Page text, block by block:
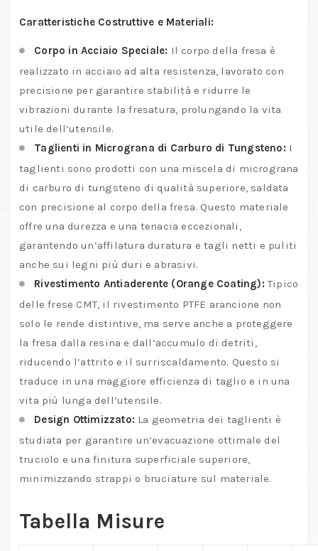
Caratteristiche Costruttive e Materiali:
Corpo in Acciaio Speciale: Il corpo della fresa è
realizzato in acciaio ad alta resistenza, lavorato con
precisione per garantire stabilità e ridurre le
vibrazioni durante la fresatura, prolungando la vita
utile dell’utensile.
Taglienti in Micrograna di Carburo di Tungsteno:I
taglienti sono prodotti con una miscela di micrograna
di carburo di tungsteno di qualità superiore, saldata
con precisione al corpo della fresa. Questo materiale
offre una durezza e una tenacia eccezionali,
garantendo un’affilatura duratura e tagli netti e puliti
anche sui legni più duri e abrasivi.
Rivestimento Antiaderente (Orange Coating):Tipico
delle frese CMT, il rivestimento PTFE arancione non
solo le rende distintive, ma serve anche a proteggere
la fresa dalla resina e dall’accumulo di detriti,
riducendo l’attrito e il surriscaldamento. Questo si
traduce in una maggiore efficienza di taglio e in una
vita più lunga dell’utensile.
Design Ottimizzato: La geometria dei taglienti è
studiata per garantire un’evacuazione ottimale del
truciolo e una finitura superficiale superiore,
minimizzando strappi o bruciature sul materiale.
Tabella Misure